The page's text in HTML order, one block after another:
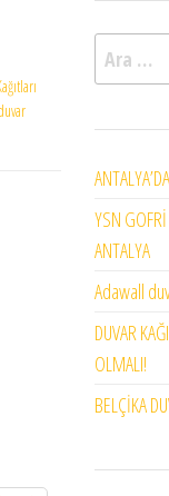
Arama:
YSN GOFRİ
ANTALYA
Adawall
DUVAR
OLMALI!
BELÇİKA